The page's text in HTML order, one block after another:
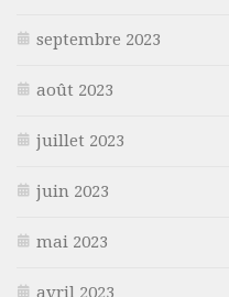
septembre 2023
août 2023
juillet 2023
juin 2023
mai 2023
avril 2023